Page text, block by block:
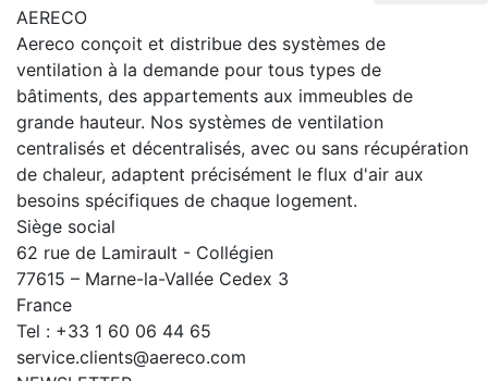
AERECO
Aereco conçoit et distribue des systèmes de
ventilation à la demande pour tous types de
bâtiments, des appartements aux immeubles de
grande hauteur. Nos systèmes de ventilation
centralisés et décentralisés, avec ou sans récupération
de chaleur, adaptent précisément le flux d'air aux
besoins spécifiques de chaque logement.
Siège social
62 rue de Lamirault - Collégien
77615 – Marne-la-Vallée Cedex 3
France
Tel : +33 1 60 06 44 65
service.clients@aereco.com